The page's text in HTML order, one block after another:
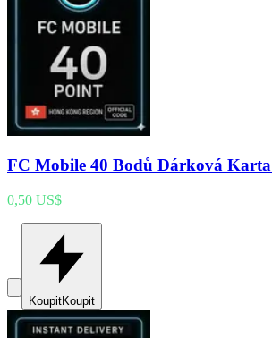
FC Mobile 40 Bodů Dárková
0,50 US$
KoupitKoupit